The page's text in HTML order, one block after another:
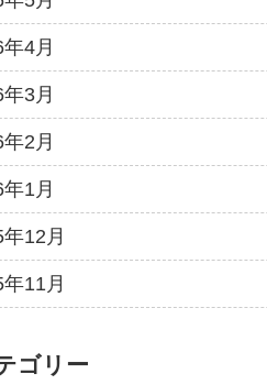
4月
3月
2月
1月
12月
11月
ゴリー